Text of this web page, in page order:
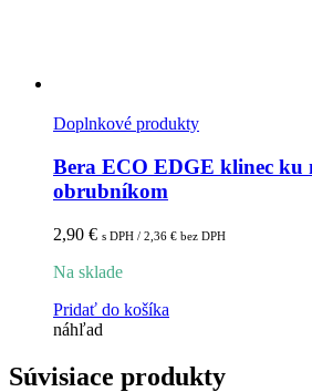
Doplnkové produkty
Bera ECO EDGE klinec ku
obrubníkom
2,90 € s DPH / 2,36 € bez DPH
Na sklade
Pridať do košíka
náhľad
Súvisiace produkty